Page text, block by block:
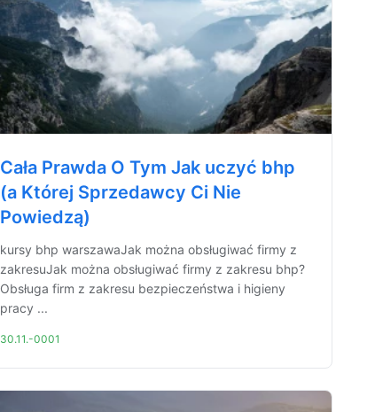
Cała Prawda O Tym Jak uczyć bhp
(a Której Sprzedawcy Ci Nie
Powiedzą)
kursy bhp warszawaJak można obsługiwać firmy z
zakresuJak można obsługiwać firmy z zakresu bhp?
Obsługa firm z zakresu bezpieczeństwa i higieny
pracy ...
30.11.-0001